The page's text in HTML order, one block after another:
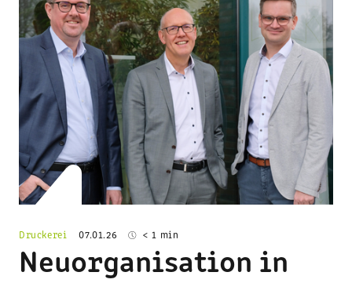
Druckerei 07.01.26 < 1 min
Neuorganisation in